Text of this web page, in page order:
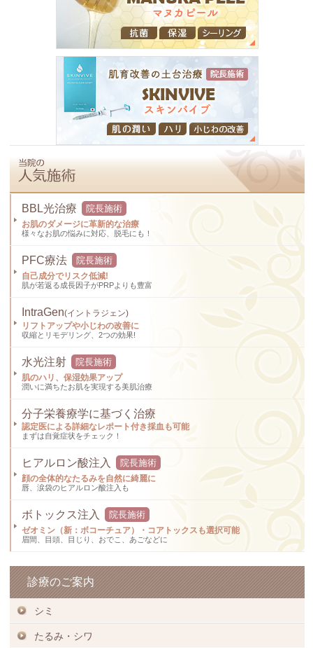
BBL光治療 院長施術
お肌のダメージに革新的な治療
様々なお肌の悩みに対応、脱毛にも！
PFC療法 院長施術
自己成分でリスク低減!
肌が若返る成長因子がPRPよりも豊富
IntraGen(イントラジェン)
リフトアップや小じわの改善に
収縮とリモデリング、2つの効果!
水光注射 院長施術
肌のハリ、保湿効果アップ
潤いに満ちたお肌を実現する美肌治療
分子栄養療学に基づく治療
認定医による詳細なレポート付き採血も可能
まずは自覚症状をチェック！
ヒアルロン酸注入 院長施術
顔の全体的なたるみを自然に綺麗に
唇、涙袋のヒアルロン酸注入も
ボトックス注入 院長施術
ゼオミン（新：ボコーチュア）・コアトックスも選択可能
眉間、目頭、目じり、おでこ、あごなどに
診療のご案内
シミ
たるみ・シワ